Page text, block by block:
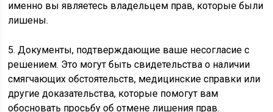
именно вы являетесь владельцем прав, которые были
лишены.
5. Документы, подтверждающие ваше несогласие с
решением. Это могут быть свидетельства о наличии
смягчающих обстоятельств, медицинские справки или
другие доказательства, которые помогут вам
обосновать просьбу об отмене лишения прав.